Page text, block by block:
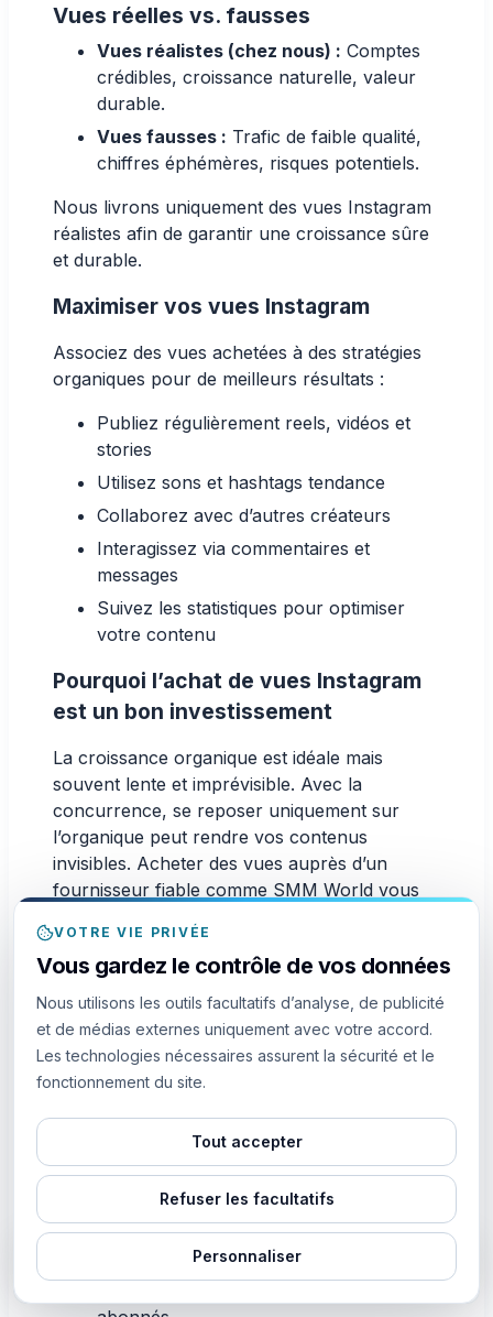
Vues réelles vs. fausses
Vues réalistes (chez nous) : Comptes
crédibles, croissance naturelle, valeur
durable.
Vues fausses : Trafic de faible qualité,
chiffres éphémères, risques potentiels.
Nous livrons uniquement des vues Instagram
réalistes afin de garantir une croissance sûre
et durable.
Maximiser vos vues Instagram
Associez des vues achetées à des stratégies
organiques pour de meilleurs résultats :
Publiez régulièrement reels, vidéos et
stories
Utilisez sons et hashtags tendance
Collaborez avec d’autres créateurs
Interagissez via commentaires et
messages
Suivez les statistiques pour optimiser
votre contenu
Pourquoi l’achat de vues Instagram
est un bon investissement
La croissance organique est idéale mais
souvent lente et imprévisible. Avec la
concurrence, se reposer uniquement sur
l’organique peut rendre vos contenus
invisibles. Acheter des vues auprès d’un
fournisseur fiable comme SMM World vous
Raisons :
Générer des vues organiques exige des
efforts. L’achat de vues libère du temps
pour créer du contenu de qualité.
L’algorithme privilégie l’engagement
élevé. Plus de vues = plus de chances
d’apparaître sur Explore.
Renforcer la preuve sociale :
contenu populaire attire davantage. Les
vues achetées renforcent votre
Quelqu'un de a acheté 300 Likes
VOTRE VIE PRIVÉE
Vous gardez le contrôle de vos données
Nous utilisons les outils facultatifs d’analyse, de publicité
et de médias externes uniquement avec votre accord.
Les technologies nécessaires assurent la sécurité et le
fonctionnement du site.
Tout accepter
Refuser les facultatifs
Personnaliser